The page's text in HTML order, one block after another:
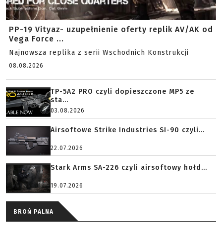
PP-19 Vityaz- uzupełnienie oferty replik AV/AK od
Vega Force ...
Najnowsza replika z serii Wschodnich Konstrukcji
08.08.2026
TP-5A2 PRO czyli dopieszczone MP5 ze
sta...
03.08.2026
Airsoftowe Strike Industries SI-90 czyli...
22.07.2026
Stark Arms SA-226 czyli airsoftowy hołd...
19.07.2026
BROŃ PALNA